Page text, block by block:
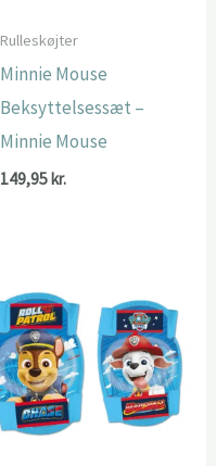
Rulleskøjter
Minnie Mouse
Beksyttelsessæt –
Minnie Mouse
149,95kr.